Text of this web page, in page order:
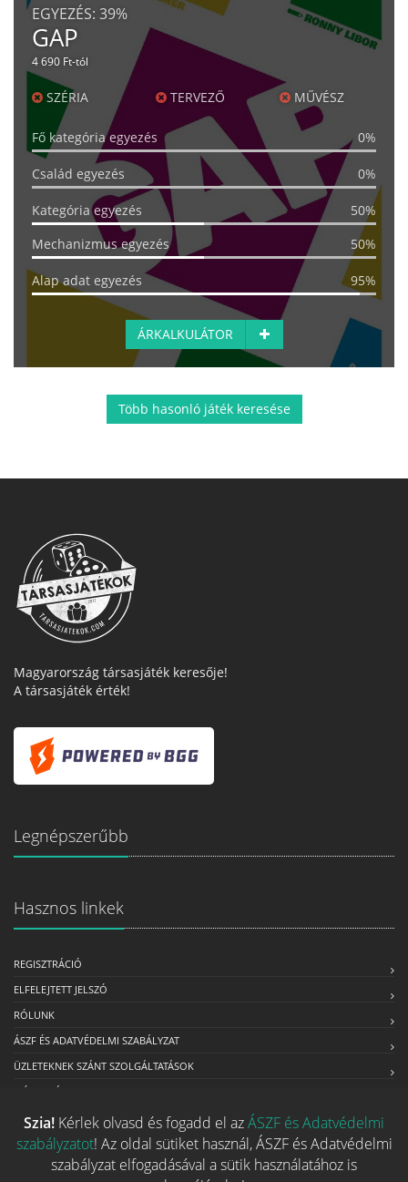
EGYEZÉS: 39%
GAP
4 690 Ft-tól
SZÉRIA TERVEZŐ MŰVÉSZ
Fő kategória egyezés 0%
Család egyezés 0%
Kategória egyezés
50%
Mechanizmus egyezés
50%
Alap adat egyezés 95%
ÁRKALKULÁTOR
Több hasonló játék keresése
Magyarország társasjáték keresője!
A társasjáték érték!
Legnépszerűbb
Hasznos linkek
REGISZTRÁCIÓ
ELFELEJTETT JELSZÓ
RÓLUNK
ÁSZF ÉS ADATVÉDELMI SZABÁLYZAT
ÜZLETEKNEK SZÁNT SZOLGÁLTATÁSOK
MÉDIAAJÁNLAT
Kapcsolat
Szia! Kérlek olvasd és fogadd el azÁSZF és Adatvédelmi
szabályzatot! Az oldal sütiket használ, ÁSZF és Adatvédelmi
szabályzat elfogadásával a sütik használatához is